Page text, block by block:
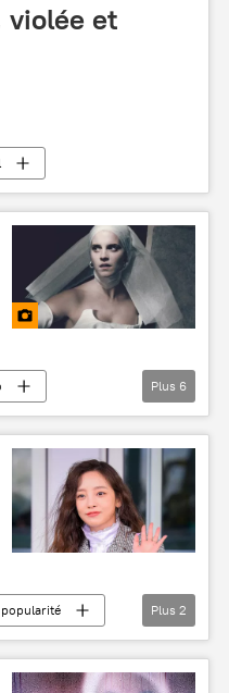
violée et
Plus 6
popularité
Plus 2